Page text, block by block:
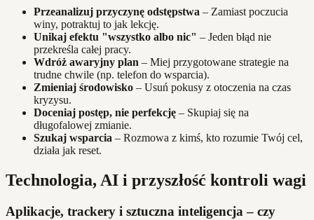
Przeanalizuj przyczynę odstępstwa – Zamiast poczucia
winy, potraktuj to jak lekcję.
Unikaj efektu "wszystko albo nic" – Jeden błąd nie
przekreśla całej pracy.
Wdróż awaryjny plan – Miej przygotowane strategie na
trudne chwile (np. telefon do wsparcia).
Zmieniaj środowisko – Usuń pokusy z otoczenia na czas
kryzysu.
Doceniaj postęp, nie perfekcję – Skupiaj się na
długofalowej zmianie.
Szukaj wsparcia – Rozmowa z kimś, kto rozumie Twój cel,
działa jak reset.
Technologia, AI i przyszłość kontroli wagi
Aplikacje, trackery i sztuczna inteligencja – czy